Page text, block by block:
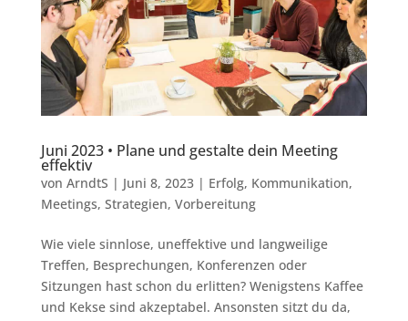
Juni 2023 • Plane und gestalte dein Meeting
effektiv
von ArndtS | Juni 8, 2023| Erfolg, Kommunikation,
Meetings, Strategien, Vorbereitung
Wie viele sinnlose, uneffektive und langweilige
Treffen, Besprechungen, Konferenzen oder
Sitzungen hast schon du erlitten? Wenigstens Kaffee
und Kekse sind akzeptabel. Ansonsten sitzt du da,